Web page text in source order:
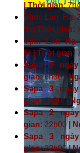
| Thời gian:
Vịnh Lan Hạ
3* | Thời gian:
Vịnh Lan Hạ
5* | Thời gian:
Sapa 2
gian:6h30|
Sapa 3
gian:6h30|
Sapa 2
gian: 22h00|
Sapa 3
gian:22h00|